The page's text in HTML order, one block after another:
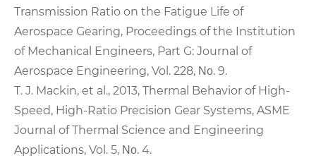
Transmission Ratio on the Fatigue Life of
Aerospace Gearing, Proceedings of the Institution
of Mechanical Engineers, Part G: Journal of
Aerospace Engineering, Vol. 228, Νο. 9.
T. J. Mackin, et al., 2013, Thermal Behavior of High-
Speed, High-Ratio Precision Gear Systems, ASME
Journal of Thermal Science and Engineering
Applications, Vol. 5, Νο. 4.